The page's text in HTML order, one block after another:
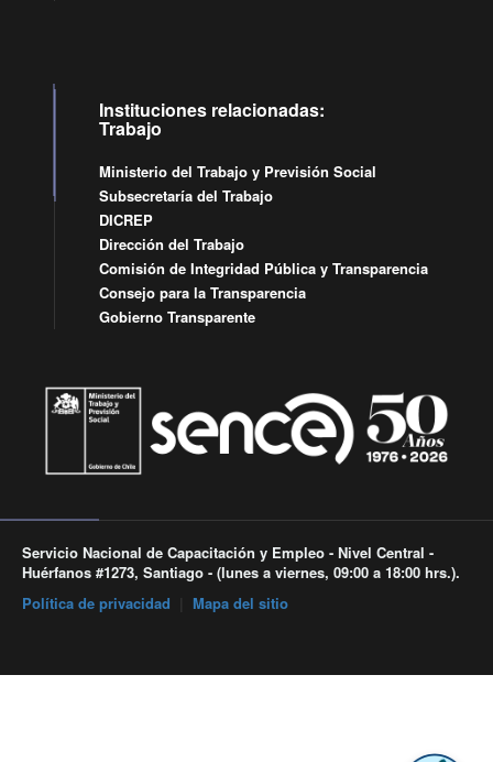
Instituciones relacionadas:
Trabajo
Ministerio del Trabajo y Previsión Social
Subsecretaría del Trabajo
DICREP
Dirección del Trabajo
Comisión de Integridad Pública y Transparencia
Consejo para la Transparencia
Gobierno Transparente
Servicio Nacional de Capacitación y Empleo - Nivel Central -
Huérfanos #1273, Santiago - (lunes a viernes, 09:00 a 18:00 hrs.).
Política de privacidad
Mapa del sitio